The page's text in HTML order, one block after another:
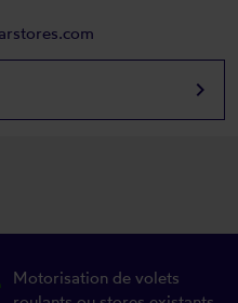
keyboard_arrow_right
Motorisation de volets